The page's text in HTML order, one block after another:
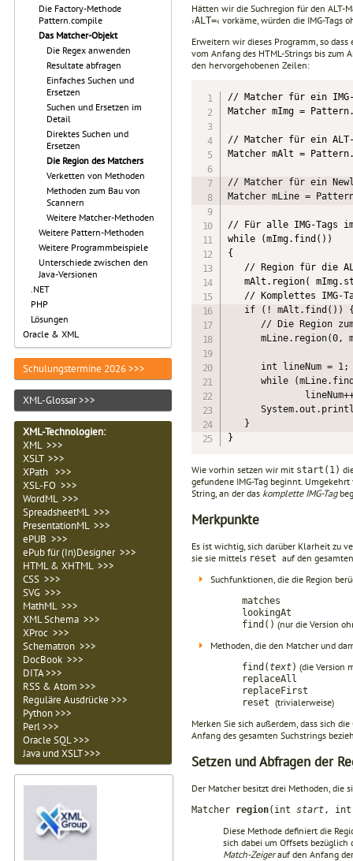
Die Factory-Methode
Pattern.compile
Das Matcher-Objekt
Die Regex anwenden
Resultate abfragen
Einfaches Suchen und
Ersetzen
Suchen und Ersetzen im
Detail
Direktes Suchen und
Ersetzen
Die Region des Matchers
Verketten von Methoden
Methoden zum Bau von
Scannern
Weitere Matcher-Methoden
Weitere Pattern-Methoden
Weitere Programmbeispiele
Unterschiede zwischen den
Java-Versionen
.NET
PHP
Lösungen
Oracle & XML
Schulungstermine 2026 >>>
XML-Glossar >>>
XML-Technologien:
XML >>>
XSLT >>>
XPath >>>
XSL-FO >>>
WordML >>>
SpreadsheetML >>>
PresentationML >>>
ePUB >>>
ePub für (In)Designer >>>
HTML & XHTML >>>
CSS >>>
SVG >>>
MathML >>>
XML Schema >>>
XProc >>>
Schematron >>>
DocBook >>>
DITA >>>
RSS & Atom >>>
Reguläre Ausdrücke >>>
Python >>>
Perl >>>
Oracle SQL >>>
Java und XSLT >>>
Hätten wir die Suchregion für den ALT-
›ALT=‹ vorkäme, würden die IMG-Tags
Erweitern wir dieses Programm, so
vom Anfang des HTML-Strings bis zum
den hervorgehobenen Zeilen:
// Matcher für ein
Matcher mImg =
// Matcher für ein
Matcher mAlt =
// Matcher für ein
Matcher mLine =
// Für alle IMG-Tags
while (mImg.find())
{
// Region für die
mAlt.region(
// Komplettes IMG-
if (! mAlt.find())
// Die Region
mLine.region(0,
int lineNum =
while
   }
}
Wie vorhin setzen wir mit start(1)
gefundene IMG-Tag beginnt.
String, an der das komplette IMG-Tag
Merkpunkte
Es ist wichtig, sich darüber Klarheit zu
sie sie mittels reset auf den
Suchfunktionen, die die Region
matches
lookingAt
find() (nur die Version
Methoden, die den Matcher und
find( text) (die Version
replaceAll
replaceFirst
reset (trivialerweise)
Merken Sie sich außerdem, dass sich
Anfang des gesamten Suchstrings
Setzen und Abfragen der
Der Matcher besitzt drei Methoden, die
Matcher region(int start ,
Diese Methode definiert die
sich dabei um Offsets bezüglich
Match-Zeigerauf den Anfang